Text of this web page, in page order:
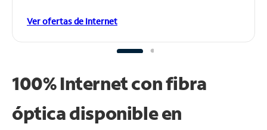
Ver ofertas de Internet
100% Internet con fibra
óptica disponible en